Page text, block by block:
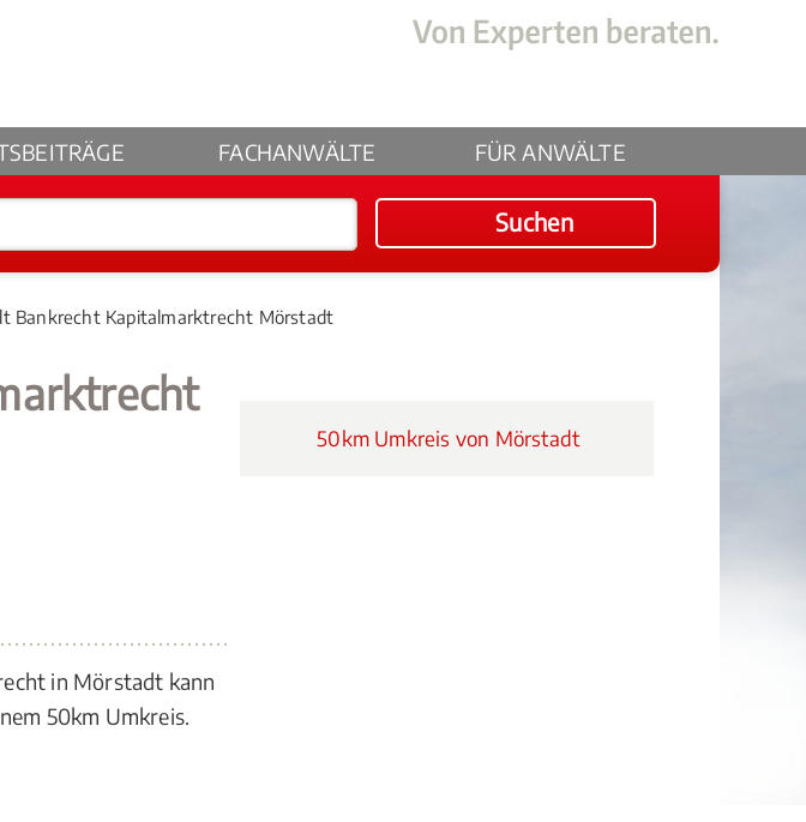
FACHANWÄLTE FÜR ANWÄLTE
Suchen
Bankrecht Kapitalmarktrecht Mörstadt
in Mörstadt kann
50km Umkreis.
50km Umkreis von Mörstadt